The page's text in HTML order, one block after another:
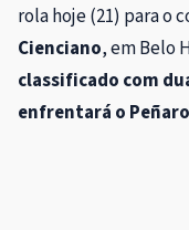
rola hoje (21) para o
Cienciano, em Belo
classificado com
enfrentará o